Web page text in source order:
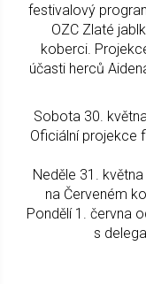
festivalový
OZC Zlaté
koberci.
účasti herců
Sobota 30.
Oficiální projekce
Neděle 31.
na Červeném
Pondělí 1. června
s